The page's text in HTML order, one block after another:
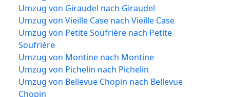
Umzug von Giraudel nach Giraudel
Umzug von Vieille Case nach Vieille Case
Umzug von Petite Soufrière nach Petite
Soufrière
Umzug von Montine nach Montine
Umzug von Pichelin nach Pichelin
Umzug von Bellevue Chopin nach Bellevue
Chopin